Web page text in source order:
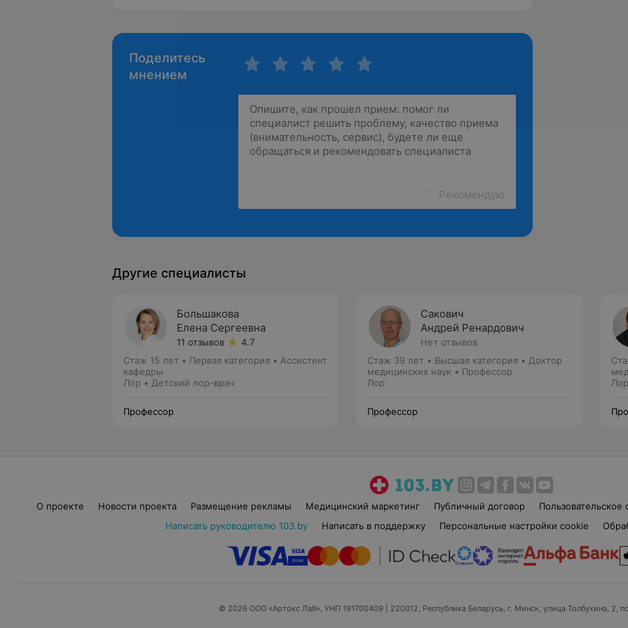
Поделитесь
мнением
Рекомендую
Другие специалисты
Большакова
Елена Сергеевна
11 отзывов
4.7
Стаж 15 лет • Первая категория • Ассистент
кафедры
Лор • Детский лор-врач
Профессор
Сакович
Андрей Ренардович
Нет отзывов
Стаж 39 лет • Высшая категория • Доктор
медицинских наук • Профессор
Лор
Профессор
Лор
О проекте Новости проекта Размещение рекламы Медицинский маркетинг Публичный договор Пользовательское
Написать руководителю 103.by
Написать в поддержку Персональные настройки cookie
© 2026 ООО «Артокс Лаб», УНП 191700409 | 220012, Республика Беларусь, г. Минск, улица Толбухина, 2,